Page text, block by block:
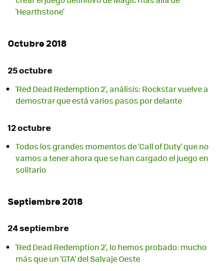
'Hearthstone'
Octubre 2018
25 octubre
'Red Dead Redemption 2', análisis: Rockstar vuelve a
demostrar que está varios pasos por delante
12 octubre
Todos los grandes momentos de 'Call of Duty' que no
vamos a tener ahora que se han cargado el juego en
solitario
Septiembre 2018
24 septiembre
'Red Dead Redemption 2', lo hemos probado: mucho
más que un 'GTA' del Salvaje Oeste